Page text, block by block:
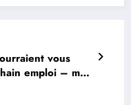
vous
emploi – mais
enquête